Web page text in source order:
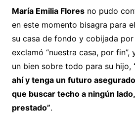
María Emilia Floresno pudo
en este momento bisagra para
su casa de fondo y cobijada
exclamó “nuestra casa, por fin”,
un bien sobre todo para su hijo,
ahí y tenga un futuro
que buscar techo a ningún
prestado”.